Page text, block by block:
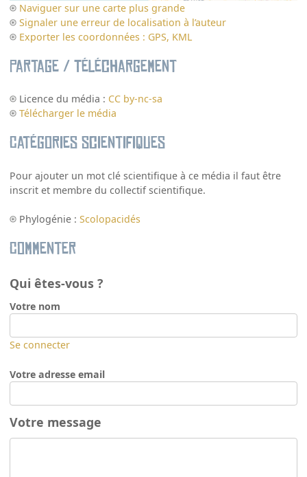
Naviguer sur une carte plus grande
Signaler une erreur de localisation à l’auteur
Exporter les coordonnées : GPS, KML
Partage / Téléchargement
Licence du média : CC by-nc-sa
Télécharger le média
Catégories scientifiques
Pour ajouter un mot clé scientifique à ce média il faut être
inscrit et membre du collectif scientifique.
Phylogénie :Scolopacidés
Commenter
Qui êtes-vous ?
Votre nom
Se connecter
Votre adresse email
Votre message